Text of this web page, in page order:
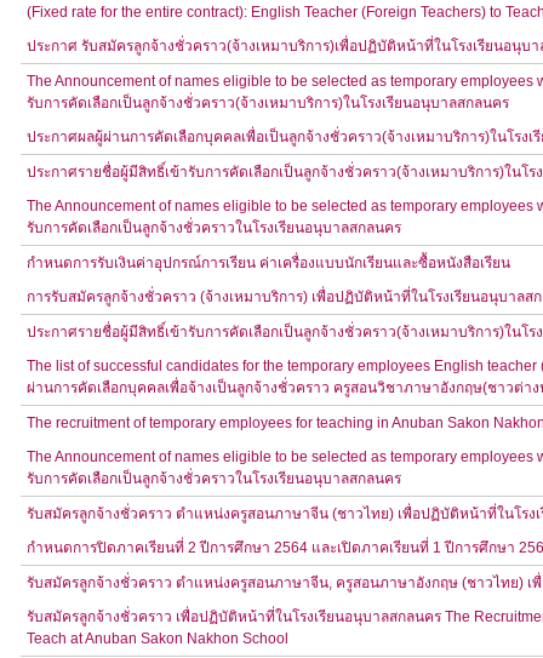
(Fixed rate for the entire contract): English Teacher (Foreign Teachers) to
ประกาศ รับสมัครลูกจ้างชั่วคราว(จ้างเหมาบริการ)เพื่อปฏิบัติหน้าที่ในโรงเรียนอนุบ
The Announcement of names eligible to be selected as temporary
รับการคัดเลือกเป็นลูกจ้างชั่วคราว(จ้างเหมาบริการ)ในโรงเรียนอนุบาลสกลนคร
ประกาศผลผู้ผ่านการคัดเลือกบุคคลเพื่อเป็นลูกจ้างชั่วคราว(จ้างเหมาบริการ)ในโรง
ประกาศรายชื่อผู้มีสิทธิ์เข้ารับการคัดเลือกเป็นลูกจ้างชั่วคราว(จ้างเหมาบริการ)ในโร
The Announcement of names eligible to be selected as temporary
รับการคัดเลือกเป็นลูกจ้างชั่วคราวในโรงเรียนอนุบาลสกลนคร
กำหนดการรับเงินค่าอุปกรณ์การเรียน ค่าเครื่องแบบนักเรียนและซื้อหนังสือเรียน
การรับสมัครลูกจ้างชั่วคราว (จ้างเหมาบริการ) เพื่อปฏิบัติหน้าที่ในโรงเรียนอนุบาลส
ประกาศรายชื่อผู้มีสิทธิ์เข้ารับการคัดเลือกเป็นลูกจ้างชั่วคราว(จ้างเหมาบริการ)ในโร
The list of successful candidates for the temporary employees English
ผ่านการคัดเลือกบุคคลเพื่อจ้างเป็นลูกจ้างชั่วคราว ครูสอนวิชาภาษาอังกฤษ(ชาวต่าง
The recruitment of temporary employees for teaching in Anuban Sakon
The Announcement of names eligible to be selected as temporary
รับการคัดเลือกเป็นลูกจ้างชั่วคราวในโรงเรียนอนุบาลสกลนคร
รับสมัครลูกจ้างชั่วคราว ตำแหน่งครูสอนภาษาจีน (ชาวไทย) เพื่อปฏิบัติหน้าที่ในโรง
กำหนดการปิดภาคเรียนที่ 2 ปีการศึกษา 2564 และเปิดภาคเรียนที่ 1 ปีการศึกษา
รับสมัครลูกจ้างชั่วคราว ตำแหน่งครูสอนภาษาจีน, ครูสอนภาษาอังกฤษ (ชาวไทย) เ
รับสมัครลูกจ้างชั่วคราว เพื่อปฏิบัติหน้าที่ในโรงเรียนอนุบาลสกลนคร The
Teach at Anuban Sakon Nakhon School